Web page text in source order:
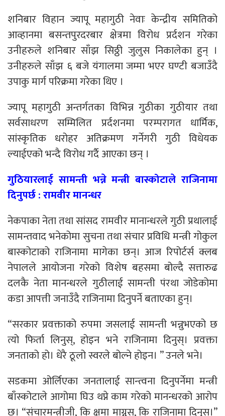
शनिबार विहान ज्यापू महागुठी नेवाः केन्द्रीय समितिको
आव्हानमा बसन्तपुरदरबार क्षेत्रमा विरोध प्रर्दशन गरेका
उनीहरुले शनिबार साँझ सिठ्ठी जुलुस निकालेका हुन् ।
उनीहरुले साँझ ६ बजे यंगालमा जम्मा भएर घण्टी बजाउँदै
उपाकु मार्ग परिक्रमा गरेका थिए ।
ज्यापू महागुठी अन्तर्गतका विभिन्न गुठीका गुठीयार तथा
सर्वसाधरण सम्मिलित प्रर्दशनमा परम्परागत धार्मिक,
सांस्कृतिक धरोहर अतिक्रमण गर्नेगरी गुठी विधेयक
ल्याईएको भन्दै विरोध गर्दै आएका छन् ।
गुठियारलाई सामन्ती भन्ने मन्त्री बास्कोटाले राजिनामा
दिनुपर्छ : रामवीर मानन्धर
नेकपाका नेता तथा सांसद रामवीर मानान्धरले गुठी प्रथालाई
सामन्तवाद भनेकोमा सुचना तथा संचार प्रविधि मन्त्री गोकुल
बास्कोटाको राजिनामा मागेका छन्। आज रिपोर्टर्स क्लब
नेपालले आयोजना गरेको विशेष बहसमा बोल्दै सत्तारुढ
दलकै नेता मानन्धरले गुठीलाई सामन्ती पंरथा जोडेकोमा
कडा आपत्ती जनाउँदै राजिनामा दिनुपर्ने बताएका हुन्।
“सरकार प्रवक्ताको रुपमा जसलाई सामन्ती भन्नुभएको छ
त्यो फिर्ता लिनुस्, होइन भने राजिनामा दिनुस्। प्रवक्ता
जनताको हो। धेरै ठूलो स्वरले बोल्ने होइन। ” उनले भने।
सडकमा ओर्लिएका जनतालाई सान्त्वना दिनुपर्नेमा मन्त्री
बाँस्कोटाले आगोमा घिउ थप्ने काम गरेको मानन्धरको आरोप
छ। “संचारमन्त्रीजी, कि क्षमा माग्नुस, कि राजिनामा दिनुस्।”